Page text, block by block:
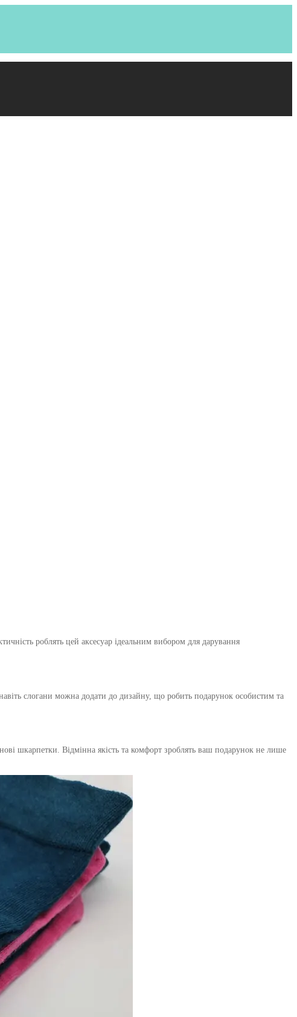
роблять цей аксесуар ідеальним вибором для дарування
слогани можна додати до дизайну, що робить подарунок особистим та
шкарпетки. Відмінна якість та комфорт зроблять ваш подарунок не лише